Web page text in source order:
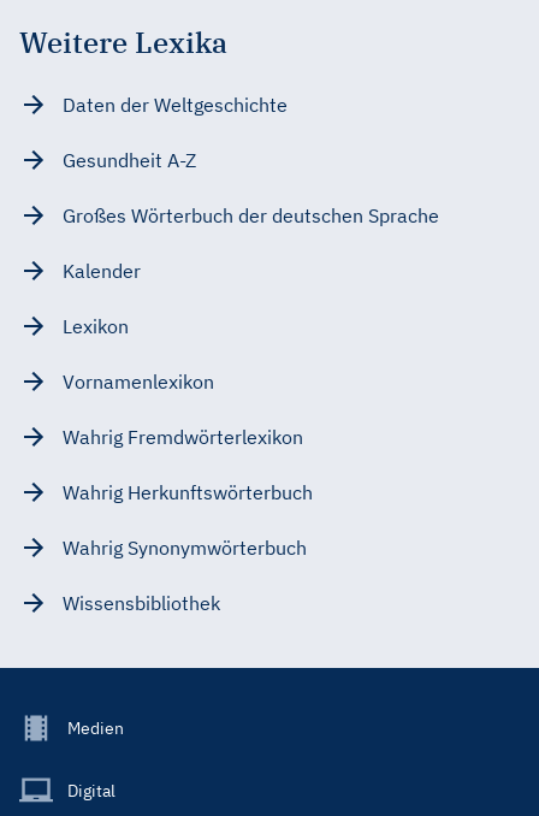
Weitere Lexika
Daten der Weltgeschichte
Gesundheit A-Z
Großes Wörterbuch der deutschen Sprache
Kalender
Lexikon
Vornamenlexikon
Wahrig Fremdwörterlexikon
Wahrig Herkunftswörterbuch
Wahrig Synonymwörterbuch
Wissensbibliothek
Footer
Main
Medien
Digital